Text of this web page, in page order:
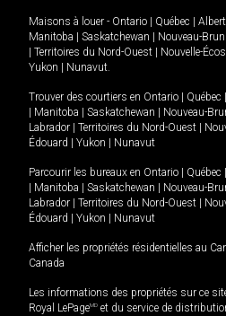
Maisons à louer - Ontario Québec
Manitoba
Saskatchewan Nouveau-
Territoires du Nord-Ouest Nouvelle-
Yukon
Nunavut.
Trouver des courtiers en Ontario Québec
Manitoba Saskatchewan Nouveau-
Labrador
Territoires du Nord-Ouest
Édouard
Yukon Nunavut
Parcourir les bureaux en Ontario Québec
Manitoba Saskatchewan Nouveau-
Labrador
Territoires du Nord-Ouest
Édouard
Yukon Nunavut
Afficher les propriétés résidentielles au
Canada
Les informations des propriétés sur ce
Royal LePageMD et du service de